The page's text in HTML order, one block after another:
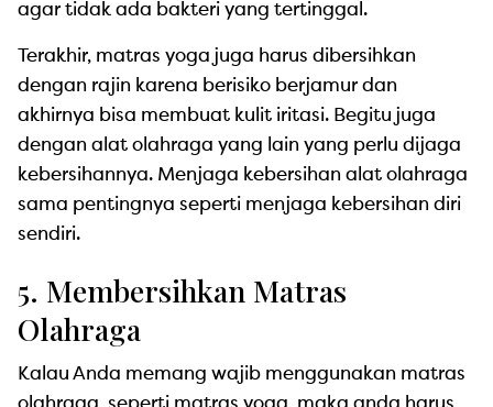
agar tidak ada bakteri yang tertinggal.
Terakhir, matras yoga juga harus dibersihkan
dengan rajin karena berisiko berjamur dan
akhirnya bisa membuat kulit iritasi. Begitu juga
dengan alat olahraga yang lain yang perlu dijaga
kebersihannya. Menjaga kebersihan alat olahraga
sama pentingnya seperti menjaga kebersihan diri
sendiri.
5. Membersihkan Matras
Olahraga
Kalau Anda memang wajib menggunakan matras